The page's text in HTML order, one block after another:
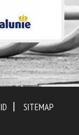
| SITEMAP